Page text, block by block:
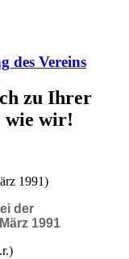
des Vereins
zu Ihrer
wie wir!
der
1991